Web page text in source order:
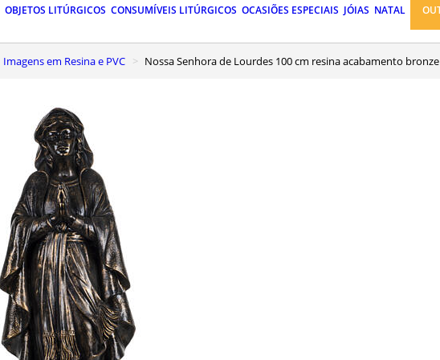
OBJETOS LITÚRGICOS CONSUMÍVEIS LITÚRGICOS OCASIÕES ESPECIAIS JÓIAS NATAL
Imagens em Resina e PVC Nossa Senhora de Lourdes 100 cm resina acabamento